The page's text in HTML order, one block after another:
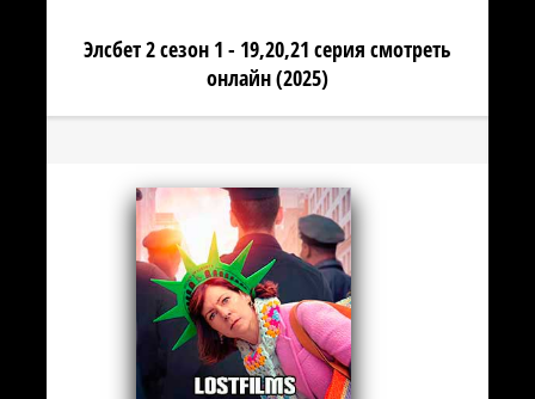
Элсбет 2 сезон 1 - 19,20,21 серия смотреть
онлайн (2025)